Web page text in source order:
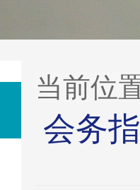
当前位
会务